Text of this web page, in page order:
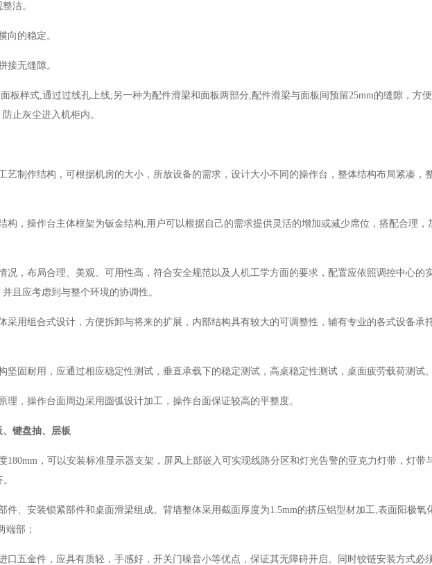
洁。
向的稳定。
接无缝隙。
板样式,通过过线孔上线; 另一种为配件滑梁和面板两部分,配件滑梁与面板间预留25mm的缝隙，方
止灰尘进入机柜内。
艺制作结构，可根据机房的大小，所放设备的需求，设计大小不同的操作台，整体结构布局紧凑，
构，操作台主体框架为钣金结构,用户可以根据自己的需求提供灵活的增加或减少席位，搭配合理，
况，布局合理、美观、可用性高，符合安全规范以及人机工学方面的要求，配置应依照调控中心的
且应考虑到与整个环境的协调性。
采用组合式设计，方便拆卸与将来的扩展，内部结构具有较大的可调整性，辅有专业的各式设备承
坚固耐用，应通过相应稳定性测试，垂直承载下的稳定测试，高桌稳定性测试，桌面疲劳载荷测试。
理，操作台面周边采用圆弧设计加工，操作台面保证较高的平整度。
键盘抽、层板
180mm，可以安装标准显示器支架 ，屏风上部嵌入可实现线路分区和灯光告警的亚克力灯带，灯带
件、安装锁紧部件和桌面滑梁组成。背墙整体采用截面厚度为1.5mm的挤压铝型材加工,表面阳极氧
端部；
口五金件，应具有质轻，手感好，开关门噪音小等优点，保证其无障碍开启。同时铰链安装方式必